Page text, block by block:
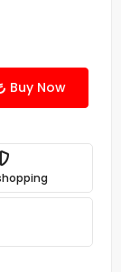
Buy Now